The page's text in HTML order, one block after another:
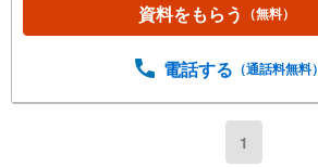
資料をもらう （無料）
電話する （通話料無料）
1